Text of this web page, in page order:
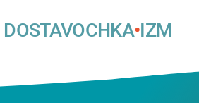
DOSTAVOCHKA•IZM